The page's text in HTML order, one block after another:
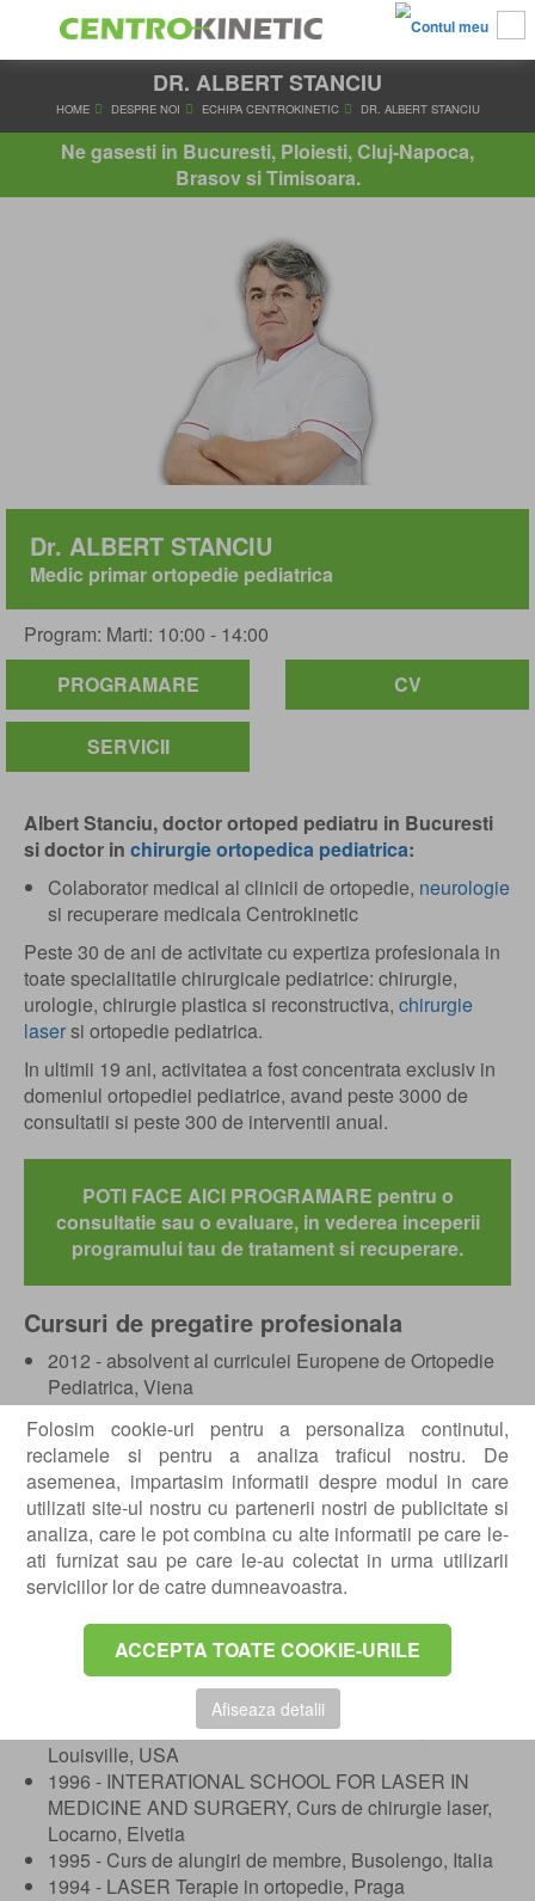
Folosim cookie-uri pentru a personaliza continutul,
reclamele si pentru a analiza traficul nostru. De
asemenea, impartasim informatii despre modul in care
utilizati site-ul nostru cu partenerii nostri de publicitate si
analiza, care le pot combina cu alte informatii pe care le-
ati furnizat sau pe care le-au colectat in urma utilizarii
serviciilor lor de catre dumneavoastra.
ACCEPTA TOATE COOKIE-URILE
Afiseaza detalii
DR. ALBERT STANCIU
HOME DESPRE NOI ECHIPA CENTROKINETIC DR.
Ne gasesti in Bucuresti, Ploiesti, Cluj-Napoca,
Brasov si Timisoara.
Dr. ALBERT STANCIU
Medic primar ortopedie pediatrica
Program: Marti: 10:00 - 14:00
PROGRAMARE
CV
SERVICII
Albert Stanciu, doctor ortoped pediatru in Bucuresti
si doctor in chirurgie ortopedica pediatrica:
Colaborator medical al clinicii de ortopedie, neurologie
si recuperare medicala Centrokinetic
Peste 30 de ani de activitate cu expertiza profesionala in
toate specialitatile chirurgicale pediatrice: chirurgie,
urologie, chirurgie plastica si reconstructiva, chirurgie
lasersi ortopedie pediatrica.
In ultimii 19 ani, activitatea a fost concentrata exclusiv in
domeniul ortopediei pediatrice, avand peste 3000 de
consultatii si peste 300 de interventii anual.
POTI FACE AICI PROGRAMARE pentru o
consultatie sau o evaluare, in vederea inceperii
programului tau de tratament si recuperare.
Cursuri de pregatire profesionala
2012 - absolvent al curriculei Europene de Ortopedie
Pediatrica, Viena
2012 - EPOS/EFORT BAT III, Cursul de Ortopedie
pediatrica – membrul superior, Viena
2011 - EPOS/EFORT Curs avansat Basel, Elvetia,
Paralizie cerebrala
2011 - EPOS/EFORT BAT II, Curs Trauma, Viena
2011 - Inegalitatile de membre, SICOT CONGRES
Praga
2011 - Tumori osoase la copil, SICOT CONGRES
Praga
2011 - EPOS/EFORT BAT I, Curs membrul inferior,
Viena
2000 - LASER in dermatologie, Bucuresti
1997 - Curs de alungiri de membre, Kentucky,
Louisville, USA
1996 - INTERATIONAL SCHOOL FOR LASER IN
MEDICINE AND SURGERY, Curs de chirurgie laser,
Locarno, Elvetia
1995 - Curs de alungiri de membre, Busolengo, Italia
1994 - LASER Terapie in ortopedie, Praga